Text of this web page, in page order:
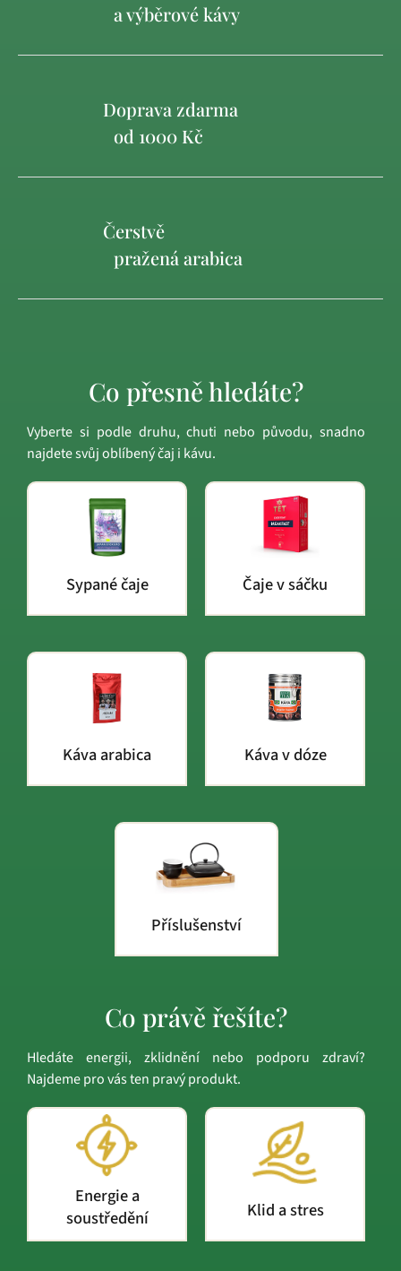
a výběrové kávy
Doprava zdarma
od 1000 Kč
Čerstvě
pražená arabica
Co přesně hledáte?
Vyberte si podle druhu, chuti nebo původu, snadno
najdete svůj oblíbený čaj i kávu.
Sypané čaje Čaje v sáčku
Káva arabica Káva v dóze
Příslušenství
Co právě řešíte?
Hledáte energii, zklidnění nebo podporu zdraví?
Najdeme pro vás ten pravý produkt.
Energie a
soustředění
Klid a stres